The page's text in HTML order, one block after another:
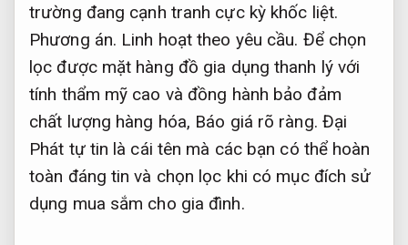
trường đang cạnh tranh cực kỳ khốc liệt.
Phương án. Linh hoạt theo yêu cầu. Để chọn
lọc được mặt hàng đồ gia dụng thanh lý với
tính thẩm mỹ cao và đồng hành bảo đảm
chất lượng hàng hóa, Báo giá rõ ràng. Đại
Phát tự tin là cái tên mà các bạn có thể hoàn
toàn đáng tin và chọn lọc khi có mục đích sử
dụng mua sắm cho gia đình.